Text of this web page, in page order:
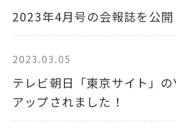
2023年4月号の会報誌を公開
2023.03.05
テレビ朝日「東京サイト」
アップされました！